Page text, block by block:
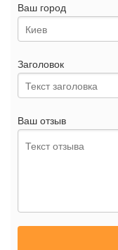
Ваш город
Заголовок
Ваш отзыв